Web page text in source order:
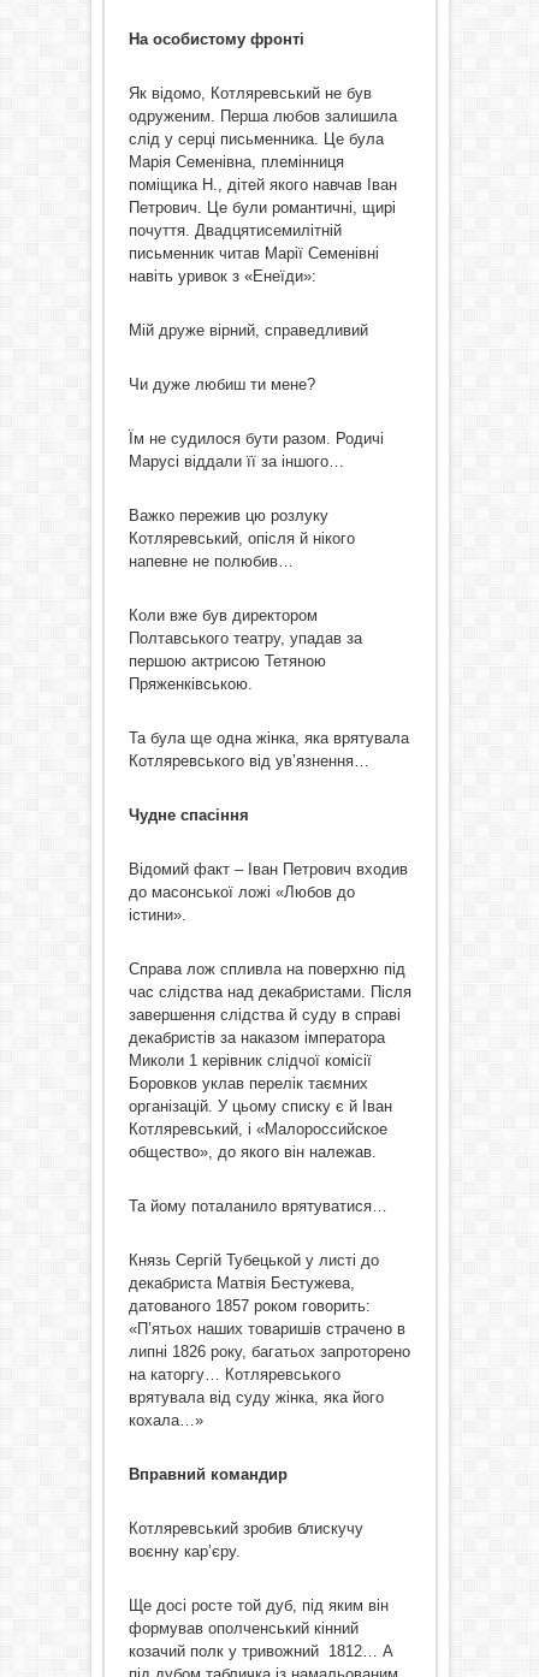
На особистому фронті
Як відомо, Котляревський не був
одруженим. Перша любов залишила
слід у серці письменника. Це була
Марія Семенівна, племінниця
поміщика Н., дітей якого навчав Іван
Петрович. Це були романтичні, щирі
почуття. Двадцятисемилітній
письменник читав Марії Семенівні
навіть уривок з «Енеїди»:
Мій друже вірний, справедливий
Чи дуже любиш ти мене?
Їм не судилося бути разом. Родичі
Марусі віддали її за іншого…
Важко пережив цю розлуку
Котляревський, опісля й нікого
напевне не полюбив…
Коли вже був директором
Полтавського театру, упадав за
першою актрисою Тетяною
Пряженківською.
Та була ще одна жінка, яка врятувала
Котляревського від ув’язнення…
Чудне спасіння
Відомий факт – Іван Петрович входив
до масонської ложі «Любов до
істини».
Справа лож спливла на поверхню під
час слідства над декабристами. Після
завершення слідства й суду в справі
декабристів за наказом імператора
Миколи 1 керівник слідчої комісії
Боровков уклав перелік таємних
організацій. У цьому списку є й Іван
Котляревський, і «Малороссийское
общество», до якого він належав.
Та йому поталанило врятуватися…
Князь Сергій Тубецькой у листі до
декабриста Матвія Бестужева,
датованого 1857 роком говорить:
«П’ятьох наших товаришів страчено в
липні 1826 року, багатьох запроторено
на каторгу… Котляревського
врятувала від суду жінка, яка його
кохала…»
Вправний командир
Котляревський зробив блискучу
воєнну кар’єру.
Ще досі росте той дуб, під яким він
формував ополченський кінний
козачий полк у тривожний 1812… А